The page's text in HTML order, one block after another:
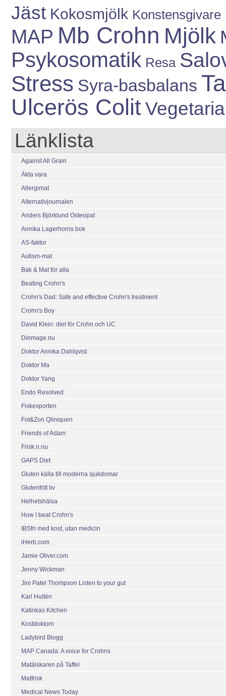
Jäst Kokosmjölk Konstensgivare
MAP Mb Crohn Mjölk
Psykosomatik Resa
Stress Syra-basbalans
Ulcerös Colit
Länklista
Against All Grain
Äkta vara
Allergimat
Alternativjournalen
Anders Björklund Osteopat
Annika Lagerhorns bok
AS-faktor
Autism-mat
Bak & Mat för alla
Beating Crohn's
Crohn's Dad: Safe and effective Crohn's treatment
Crohn's Boy
David Klein: diet för Crohn och UC
Dinmage.nu
Doktor Annika Dahlqvist
Doktor Ma
Doktor Yang
Endo Resolved
Fiskexporten
Fot&Zon Qliniquen
Friends of Adam
Frisk.n.nu
GAPS Diet
Gluten källa till moderna sjukdomar
Glutenfritt liv
Helhetshälsa
How I beat Crohn's
IBSfri med kost, utan medicin
iHerb.com
Jamie Oliver.com
Jenny Wickman
Jini Patel Thompson Listen to your gut
Karl Hultén
Katinkas Kitchen
Kostdoktorn
Ladybird Blogg
MAP Canada: A voice for Crohns
Matälskaren på Taffel
Matfrisk
Medical News Today